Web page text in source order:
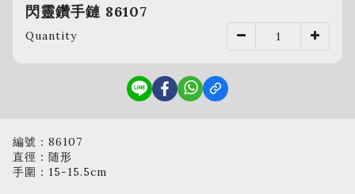
閃靈鑽手鏈 86107
Quantity
編號：86107
直徑：随形
手圍：15-15.5cm